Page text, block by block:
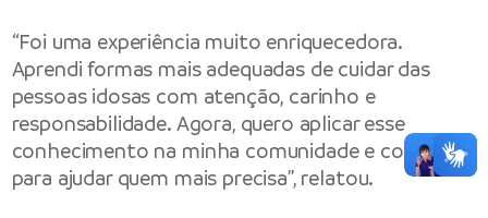
“Foi uma experiência muito enriquecedora.
Aprendi formas mais adequadas de cuidar das
pessoas idosas com atenção, carinho e
responsabilidade. Agora, quero aplicar esse
conhecimento na minha comunidade e contribuir
para ajudar quem mais precisa”, relatou.